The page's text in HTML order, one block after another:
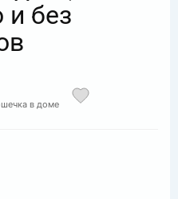
и без
в доме